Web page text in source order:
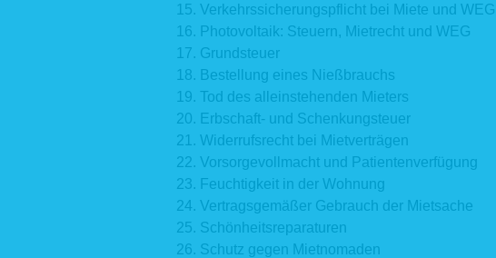
Verkehrssicherungspflicht bei Miete und WEG
Photovoltaik: Steuern, Mietrecht und WEG
Grundsteuer
Bestellung eines Nießbrauchs
Tod des alleinstehenden Mieters
Erbschaft- und Schenkungsteuer
Widerrufsrecht bei Mietverträgen
Vorsorgevollmacht und Patientenverfügung
Feuchtigkeit in der Wohnung
Vertragsgemäßer Gebrauch der Mietsache
Schönheitsreparaturen
Schutz gegen Mietnomaden